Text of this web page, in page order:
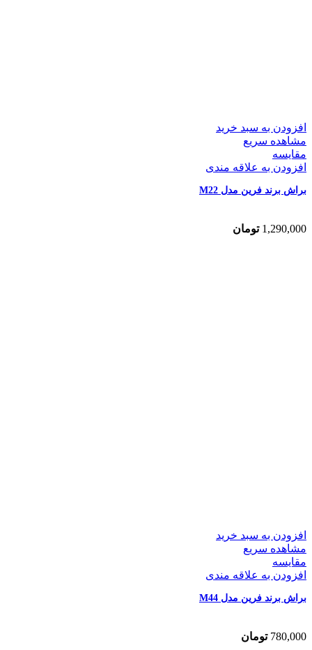
افزودن به سبد خرید
مشاهده سریع
مقایسه
افزودن به علاقه مندی
براش برند فرین مدل M22
1,290,000 تومان
افزودن به سبد خرید
مشاهده سریع
مقایسه
افزودن به علاقه مندی
براش برند فرین مدل M44
780,000 تومان